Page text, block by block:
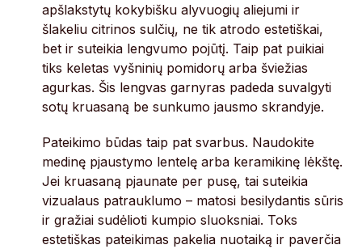
apšlakstytų kokybišku alyvuogių aliejumi ir
šlakeliu citrinos sulčių, ne tik atrodo estetiškai,
bet ir suteikia lengvumo pojūtį. Taip pat puikiai
tiks keletas vyšninių pomidorų arba šviežias
agurkas. Šis lengvas garnyras padeda suvalgyti
sotų kruasaną be sunkumo jausmo skrandyje.
Pateikimo būdas taip pat svarbus. Naudokite
medinę pjaustymo lentelę arba keramikinę lėkštę.
Jei kruasaną pjaunate per pusę, tai suteikia
vizualaus patrauklumo – matosi besilydantis sūris
ir gražiai sudėlioti kumpio sluoksniai. Toks
estetiškas pateikimas pakelia nuotaiką ir paverčia